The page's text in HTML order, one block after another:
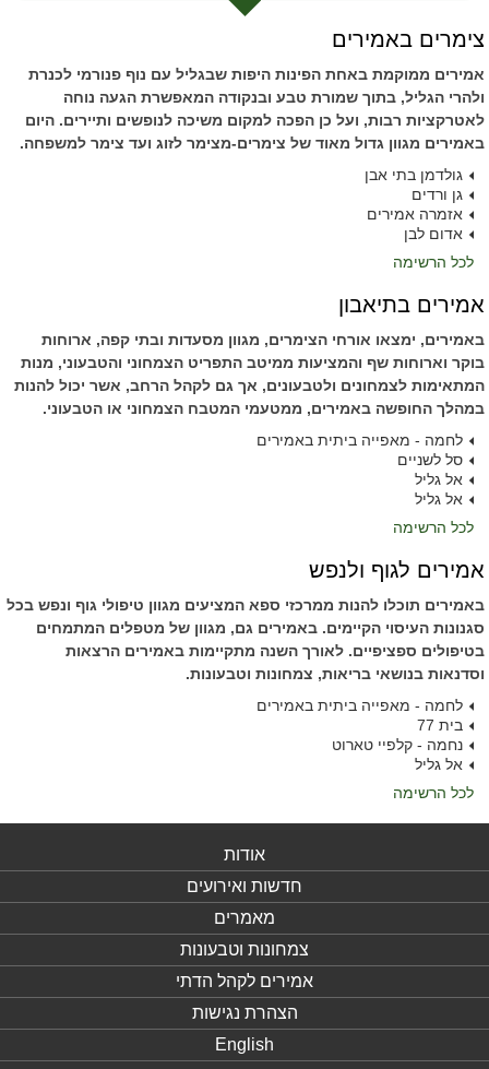
צימרים באמירים
אמירים ממוקמת באחת הפינות היפות שבגליל עם נוף פנורמי לכנרת
ולהרי הגליל, בתוך שמורת טבע ובנקודה המאפשרת הגעה נוחה
לאטרקציות רבות, ועל כן הפכה למקום משיכה לנופשים ותיירים. היום
באמירים מגוון גדול מאוד של צימרים-מצימר לזוג ועד צימר למשפחה.
גולדמן בתי אבן
גן ורדים
אזמרה אמירים
אדום לבן
לכל הרשימה
אמירים בתיאבון
באמירים, ימצאו אורחי הצימרים, מגוון מסעדות ובתי קפה, ארוחות
בוקר וארוחות שף והמציעות ממיטב התפריט הצמחוני והטבעוני, מנות
המתאימות לצמחונים ולטבעונים, אך גם לקהל הרחב, אשר יכול להנות
במהלך החופשה באמירים, ממטעמי המטבח הצמחוני או הטבעוני.
לחמה - מאפייה ביתית באמירים
סל לשניים
אל גליל
אל גליל
לכל הרשימה
אמירים לגוף ולנפש
באמירים תוכלו להנות ממרכזי ספא המציעים מגוון טיפולי גוף ונפש בכל
סגנונות העיסוי הקיימים. באמירים גם, מגוון של מטפלים המתמחים
בטיפולים ספציפיים. לאורך השנה מתקיימות באמירים הרצאות
וסדנאות בנושאי בריאות, צמחונות וטבעונות.
לחמה - מאפייה ביתית באמירים
בית 77
נחמה - קלפיי טארוט
אל גליל
לכל הרשימה
אודות
חדשות ואירועים
מאמרים
צמחונות וטבעונות
אמירים לקהל הדתי
הצהרת נגישות
English